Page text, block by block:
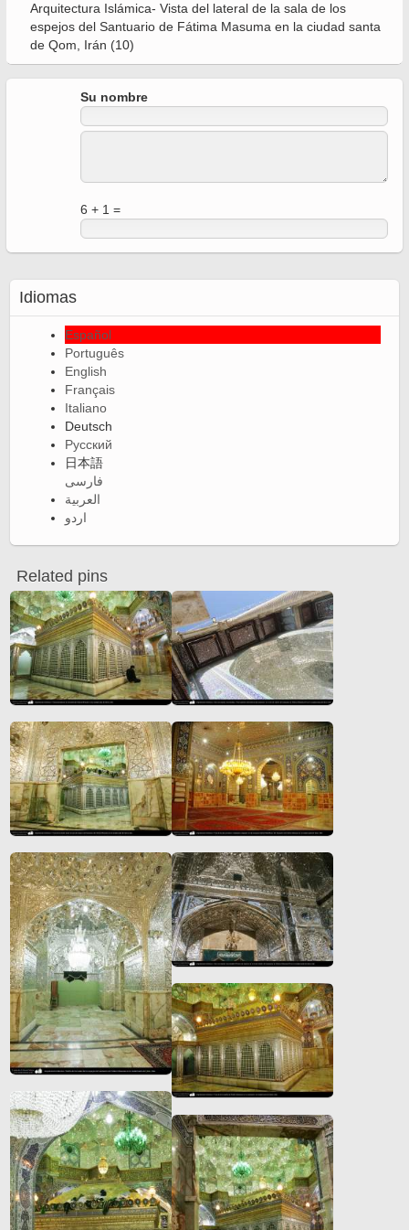
Arquitectura Islámica- Vista del lateral de la sala de los
espejos del Santuario de Fátima Masuma en la ciudad santa
de Qom, Irán (10)
Su nombre
6 + 1 =
Idiomas
Español
Português
English
Français
Italiano
Deutsch
Русский
日本語
فارسی
العربية
اردو
Related pins